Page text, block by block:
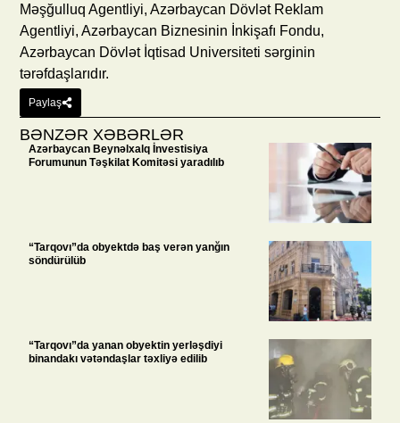
Məşğulluq Agentliyi, Azərbaycan Dövlət Reklam
Agentliyi, Azərbaycan Biznesinin İnkişafı Fondu,
Azərbaycan Dövlət İqtisad Universiteti sərginin
tərəfdaşlarıdır.
Paylaş
BƏNZƏR XƏBƏRLƏR
Azərbaycan Beynəlxalq İnvestisiya
Forumunun Təşkilat Komitəsi yaradılıb
“Tarqovı”da obyektdə baş verən yanğın
söndürülüb
“Tarqovı”da yanan obyektin yerləşdiyi
binandakı vətəndaşlar təxliyə edilib